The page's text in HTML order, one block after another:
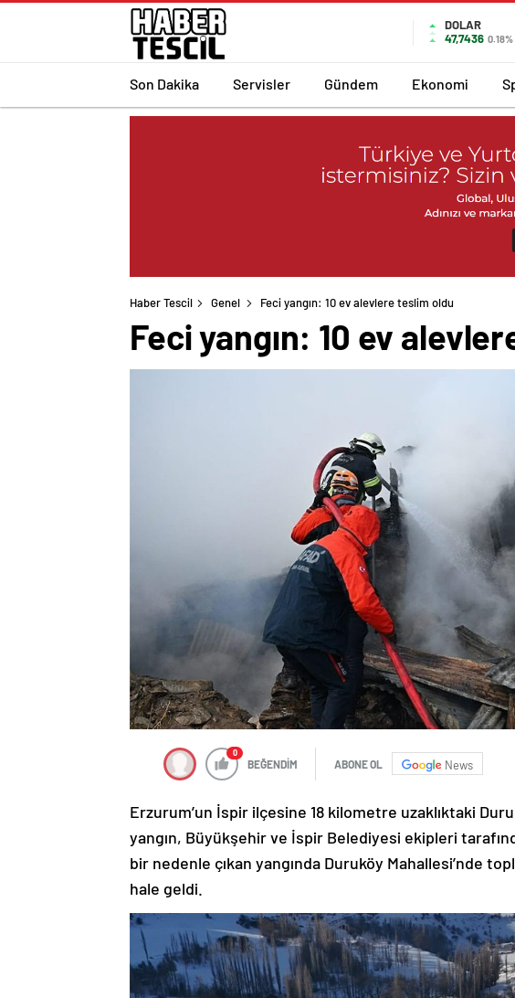
DOLAR
47,7436 0.18%
Son Dakika Servisler Gündem Ekonomi
Haber Tescil Genel Feci yangın: 10 ev alevlere teslim oldu
Feci yangın: 10 ev
0
BEĞENDİM ABONE OL News
Erzurum’un İspir ilçesine 18 kilometre uzaklıktaki
yangın, Büyükşehir ve İspir Belediyesi ekipleri
bir nedenle çıkan yangında Duruköy Mahallesi’nde
hale geldi.